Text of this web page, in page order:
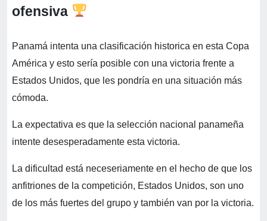
ofensiva
Panamá intenta una clasificación historica en esta Copa
América y esto sería posible con una victoria frente a
Estados Unidos, que les pondría en una situación más
cómoda.
La expectativa es que la selección nacional panameña
intente desesperadamente esta victoria.
La dificultad está neceseriamente en el hecho de que los
anfitriones de la competición, Estados Unidos, son uno
de los más fuertes del grupo y también van por la victoria.